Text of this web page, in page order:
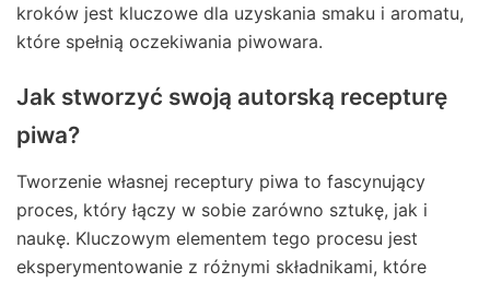
kroków jest kluczowe dla uzyskania smaku i aromatu,
które spełnią oczekiwania piwowara.
Jak stworzyć swoją autorską recepturę
piwa?
Tworzenie własnej receptury piwa to fascynujący
proces, który łączy w sobie zarówno sztukę, jak i
naukę. Kluczowym elementem tego procesu jest
eksperymentowanie z różnymi składnikami, które